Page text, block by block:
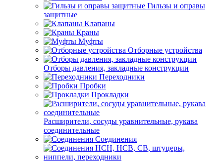
Гильзы и оправы
защитные
Клапаны
Краны
Муфты
Отборные устройства
Отборы давления, закладные конструкции
Переходники
Пробки
Прокладки
Расширители, сосуды уравнительные, рукава
соединительные
Соединения